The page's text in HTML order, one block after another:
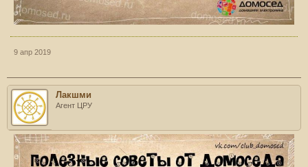
9 апр 2019
Лакшми
Агент ЦРУ